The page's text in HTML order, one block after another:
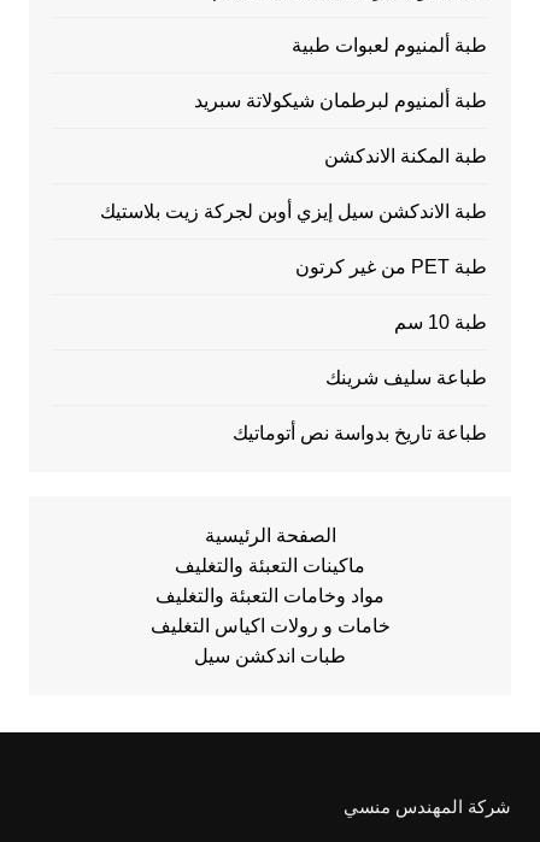
طبة ألمنيوم لعبوات طبية
طبة ألمنيوم لبرطمان شيكولاتة سبريد
طبة المكنة الاندكشن
طبة الاندكشن سيل إيزي أوبن لجركة زيت بلاستيك
طبة PET من غير كرتون
طبة 10 سم
طباعة سليف شرينك
طباعة تاريخ بدواسة نص أتوماتيك
الصفحة الرئيسية
ماكينات التعبئة والتغليف
مواد وخامات التعبئة والتغليف
خامات و رولات اكياس التغليف
طبات اندكشن سيل
شركة المهندس منسي